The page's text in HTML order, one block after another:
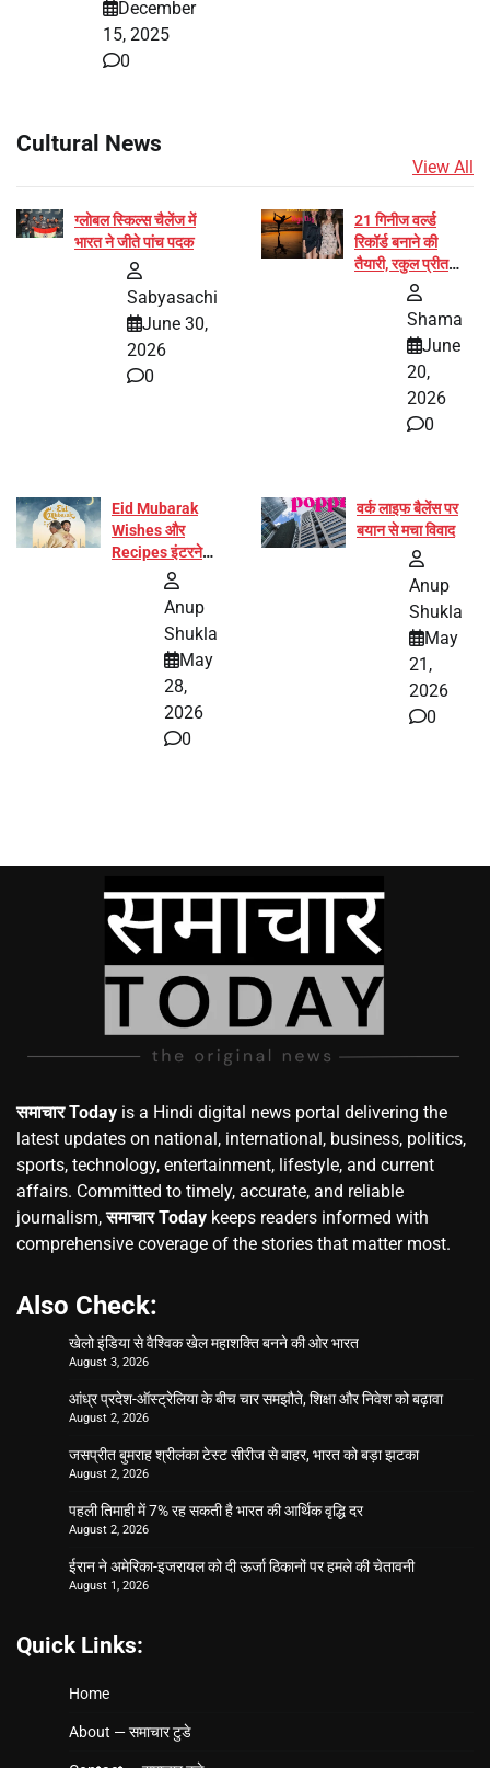
December
15, 2025
0
Cultural News
View All
ग्लोबल स्किल्स चैलेंज में
भारत ने जीते पांच पदक
Sabyasachi
June 30,
2026
0
21 गिनीज वर्ल्ड
रिकॉर्ड बनाने की
तैयारी, रकुल प्रीत
और प्रज्ञा जायसवाल
Shama
June
20,
2026
0
Eid Mubarak
Wishes और
Recipes इंटरनेट
पर हुईं वायरल
Anup
Shukla
May
28,
2026
0
वर्क लाइफ बैलेंस पर
बयान से मचा विवाद
Anup
Shukla
May
21,
2026
0
समाचार Today is a Hindi digital news portal delivering the
latest updates on national, international, business, politics,
sports, technology, entertainment, lifestyle, and current
affairs. Committed to timely, accurate, and reliable
journalism,समाचार Today keeps readers informed with
comprehensive coverage of the stories that matter most.
Also Check:
खेलो इंडिया से वैश्विक खेल महाशक्ति बनने की ओर भारत
August 3, 2026
आंध्र प्रदेश-ऑस्ट्रेलिया के बीच चार समझौते, शिक्षा और निवेश को बढ़ावा
August 2, 2026
जसप्रीत बुमराह श्रीलंका टेस्ट सीरीज से बाहर, भारत को बड़ा झटका
August 2, 2026
पहली तिमाही में 7% रह सकती है भारत की आर्थिक वृद्धि दर
August 2, 2026
ईरान ने अमेरिका-इजरायल को दी ऊर्जा ठिकानों पर हमले की चेतावनी
August 1, 2026
Quick Links:
Home
About — समाचार टुडे